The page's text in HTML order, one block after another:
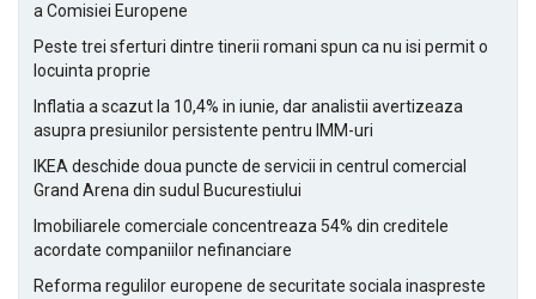
a Comisiei Europene
Peste trei sferturi dintre tinerii romani spun ca nu isi permit o
locuinta proprie
Inflatia a scazut la 10,4% in iunie, dar analistii avertizeaza
asupra presiunilor persistente pentru IMM-uri
IKEA deschide doua puncte de servicii in centrul comercial
Grand Arena din sudul Bucurestiului
Imobiliarele comerciale concentreaza 54% din creditele
acordate companiilor nefinanciare
Reforma regulilor europene de securitate sociala inaspreste